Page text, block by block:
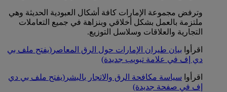
وترفض مجموعة الإمارات كافة أشكال العبودية الحديثة وهي
ملتزمة بالعمل بشكل أخلاقي وبنزاهة في جميع التعاملات
التجارية والعلاقات وسلاسل التوزيع.
اقرأوا بيان طيران الإمارات حول الرق المعاصر (يفتح ملف بي
دي إف في علامة تبويب جديدة)
اقرأوا سياسة مكافحة الرق والاتجار بالبشر (يفتح ملف بي دي
إف في صفحة جديدة)